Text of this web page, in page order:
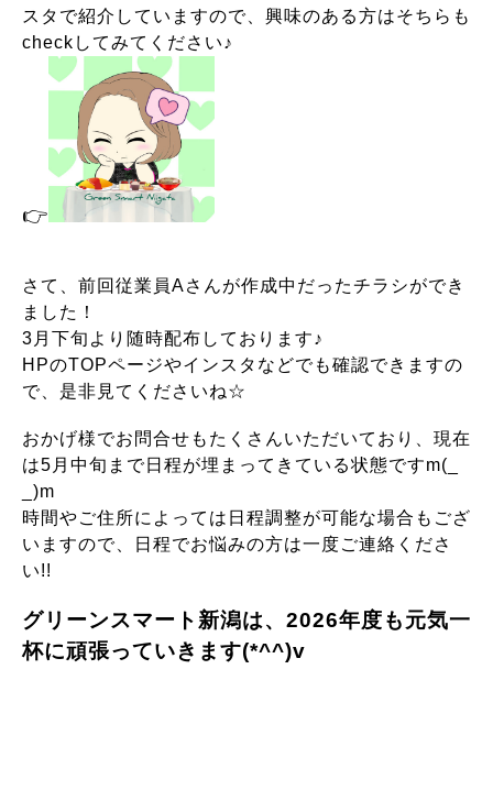
スタで紹介していますので、興味のある方はそちらも
checkしてみてください♪
👉
さて、前回従業員Aさんが作成中だったチラシができ
ました！
3月下旬より随時配布しております♪
HPのTOPページやインスタなどでも確認できますの
で、是非見てくださいね☆
おかげ様でお問合せもたくさんいただいており、現在
は5月中旬まで日程が埋まってきている状態ですm(_
_)m
時間やご住所によっては日程調整が可能な場合もござ
いますので、日程でお悩みの方は一度ご連絡くださ
い!!
グリーンスマート新潟は、2026年度も元気一
杯に頑張っていきます(*^^)v